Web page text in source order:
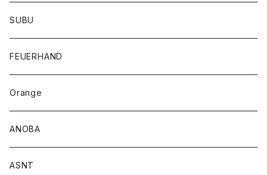
SUBU
FEUERHAND
Orange
ANOBA
ASNT